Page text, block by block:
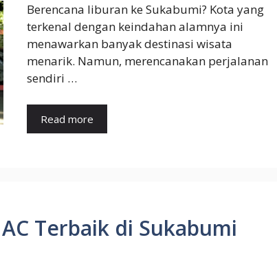
Berencana liburan ke Sukabumi? Kota yang
terkenal dengan keindahan alamnya ini
menawarkan banyak destinasi wisata
menarik. Namun, merencanakan perjalanan
sendiri …
Read more
Terbaik di Sukabumi